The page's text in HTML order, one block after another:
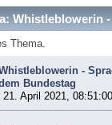
Whistleblowerin
Thema.
-
Bundestag
21. April 2021,